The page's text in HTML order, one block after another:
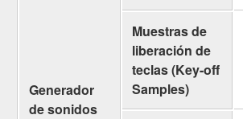
Generador
de sonidos
Muestras de
liberación de
teclas (Key-off
Samples)